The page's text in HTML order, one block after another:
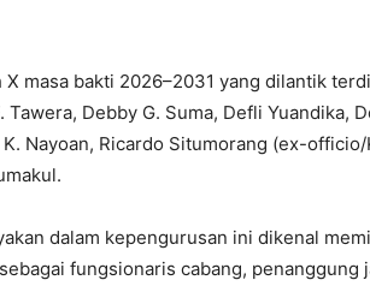
X masa bakti 2026–2031 yang dilantik
Tawera, Debby G. Suma, Defli Yuandika,
Nayoan, Ricardo Situmorang (ex-
dalam kepengurusan ini dikenal
fungsionaris cabang, penanggung